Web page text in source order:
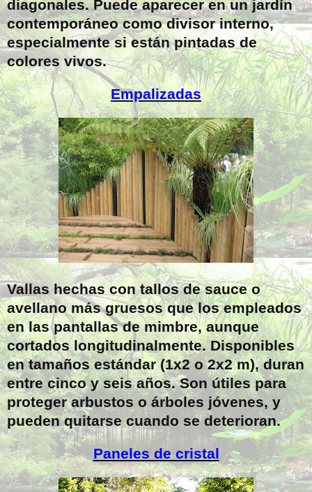
diagonales. Puede aparecer en un jardín
contemporáneo como divisor interno,
especialmente si están pintadas de
colores vivos.
Empalizadas
Vallas hechas con tallos de sauce o
avellano más gruesos que los empleados
en las pantallas de mimbre, aunque
cortados longitudinalmente. Disponibles
en tamaños estándar (1x2 o 2x2 m), duran
entre cinco y seis años. Son útiles para
proteger arbustos o árboles jóvenes, y
pueden quitarse cuando se deterioran.
Paneles de cristal